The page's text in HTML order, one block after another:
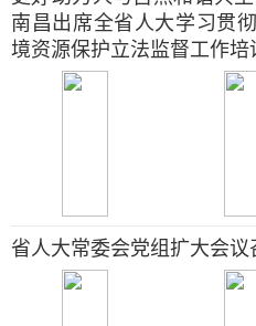
南昌出席全省人大学习贯
境资源保护立法监督工作培
省人大常委会党组扩大会议